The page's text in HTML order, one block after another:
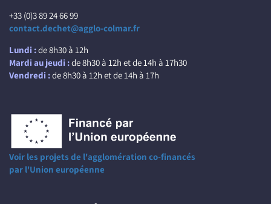
+33 (0)3 89 24 66 99
contact.dechet@agglo-colmar.fr
Lundi :de 8h30 à 12h
Mardi au jeudi :de 8h30 à 12h et de 14h à 17h30
Vendredi :de 8h30 à 12h et de 14h à 17h
Voir les projets de l'agglomération co-financés
par l'Union européenne